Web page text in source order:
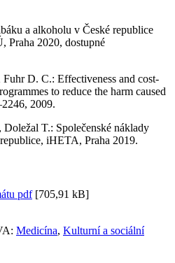
a alkoholu v České republice
Praha 2020, dostupné
D. C.: Effectiveness and cost-
to reduce the harm caused
2009.
T.: Společenské náklady
iHETA, Praha 2019.
pdf[705,91 kB]
Medicína, Kulturní a sociální